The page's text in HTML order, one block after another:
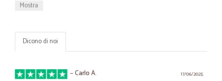
Mostra
Dicono di noi
17/06/2025
—Carlo A.